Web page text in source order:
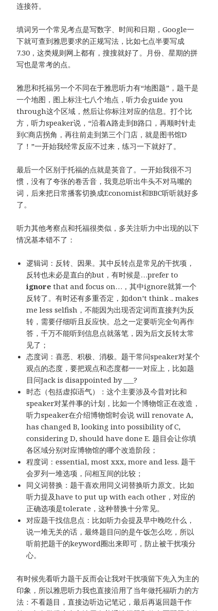
连接符。
填词另一个常见考点是写数字、时间和日期，Google一
下就可查到雅思要求的正规写法，比如七点半要写成
7.30，这类规则网上都有，搜搜就好了。月份、星期的拼
写也是常考的点。
雅思和托福另一个不同在于雅思听力有“地图题”，题干是
一个地图，图上标注七八个地点，听力会guide you
through这个区域，然后让你标注对应的信息。打个比
方，听力speaker说，“沿着A路走到B路口，再顺时针走
到C商店拐角，再往前走到第三个门店，就是图书馆D
了！”一开始我经常反应不过来，练习一下就好了。
最后一个区别于托福的点就是英音了。一开始我很不习
惯，没有了夸张的卷舌音，我竟总听出牛头不对马嘴的
词，后来把日常播客切换成Economist和BBC听听就好多
了。
听力其他考察点和托福很类似，多关注听力中出现的以下
情况基本错不了：
逻辑词：反转、因果。其中反转点是常见的干扰项，
反转也未必是直白的but，有时候是…prefer to
ignore that and focus on…，其中ignore就算一个
反转了。有时还有多重否定，如don’t think .. makes
me less selfish，不能因为出现否定词而直接判为反
转，需要仔细听且反应快。总之一定要听完全句再作
答，千万不能听到信息点就落笔，因为后文反转太常
见了；
态度词：喜恶、积极、消极。题干常问speaker对某个
观点的态度，要把观点和态度都一一对应上，比如题
目问Jack is disappointed by ___?
时态（包括虚拟语气）：这个主要涉及今昔对比和
speaker对某件事的计划，比如一个博物馆正在改造，
听力speaker在介绍博物馆时会说 will renovate A,
has changed B, looking into possibility of C,
considering D, should have done E. 题目会让你填
各区域分别对应博物馆的哪个改造阶段；
程度词：essential, most xxx, more and less. 题干
会罗列一堆选项，问相互间的比较；
同义词替换：题干喜欢用同义词替换听力原文。比如
听力提及have to put up with each other，对应的
正确选项是tolerate，这种替换十分常见。
对应题干找信息点：比如听力会提及早中晚吃什么，
说一堆无关的话，最终题目问的是午饭怎么吃，所以
听前把题干的keyword圈出来即可，防止被干扰项分
心。
有时候先看听力题干反而会让我对干扰项留下先入为主的
印象，所以雅思听力我也直接沿用了当年做托福听力的方
法：不看题目，直接边听边记笔记，最后再返回题干作